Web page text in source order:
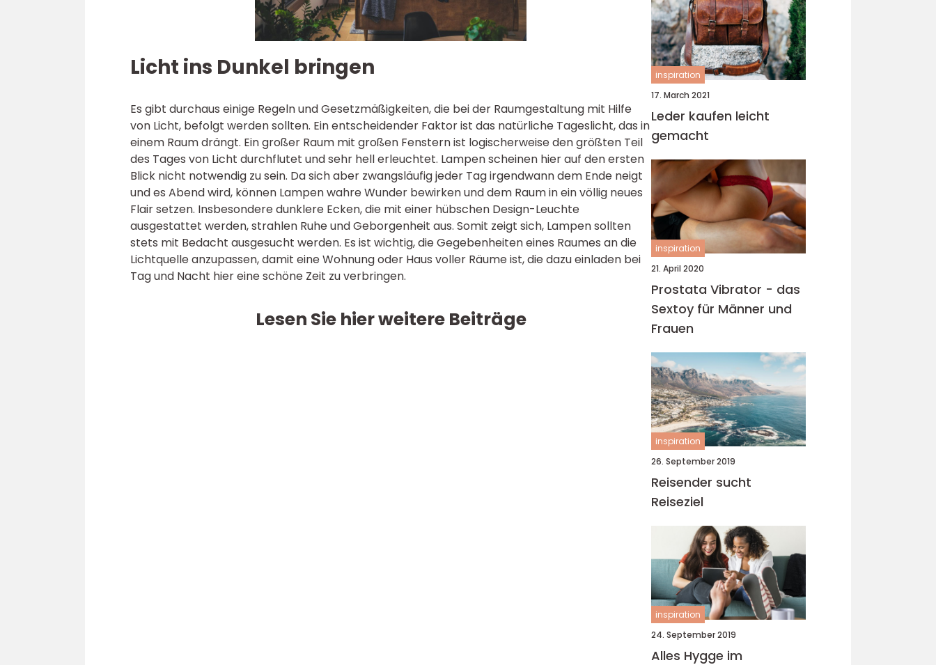
Licht ins Dunkel bringen
Es gibt durchaus einige Regeln und Gesetzmäßigkeiten, die bei der Raumgestaltung mit Hilfe
von Licht, befolgt werden sollten. Ein entscheidender Faktor ist das natürliche Tageslicht, das in
einem Raum drängt. Ein großer Raum mit großen Fenstern ist logischerweise den größten Teil
des Tages von Licht durchflutet und sehr hell erleuchtet. Lampen scheinen hier auf den ersten
Blick nicht notwendig zu sein. Da sich aber zwangsläufig jeder Tag irgendwann dem Ende neigt
und es Abend wird, können Lampen wahre Wunder bewirken und dem Raum in ein völlig neues
Flair setzen. Insbesondere dunklere Ecken, die mit einer hübschen Design-Leuchte
ausgestattet werden, strahlen Ruhe und Geborgenheit aus. Somit zeigt sich, Lampen sollten
stets mit Bedacht ausgesucht werden. Es ist wichtig, die Gegebenheiten eines Raumes an die
Lichtquelle anzupassen, damit eine Wohnung oder Haus voller Räume ist, die dazu einladen bei
Tag und Nacht hier eine schöne Zeit zu verbringen.
Lesen Sie hier weitere Beiträge
inspiration
17. March 2021
Leder kaufen leicht
gemacht
inspiration
21. April 2020
Prostata Vibrator - das
Sextoy für Männer und
Frauen
inspiration
26. September 2019
Reisender sucht
Reiseziel
inspiration
24. September 2019
Alles Hygge im